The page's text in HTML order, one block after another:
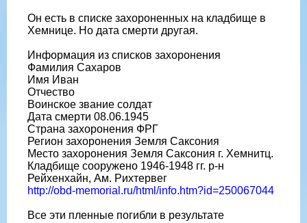
Он есть в списке захороненных на кладбище в
Хемнице. Но дата смерти другая.
Информация из списков захоронения
Фамилия Сахаров
Имя Иван
Отчество
Воинское звание солдат
Дата смерти 08.06.1945
Страна захоронения ФРГ
Регион захоронения Земля Саксония
Место захоронения Земля Саксония г. Хемнитц.
Кладбище сооружено 1946-1948 гг. р-н
Рейхенхайн, Ам. Рихтервег
http://obd-memorial.ru/html/info.htm?id=250067044
Все эти пленные погибли в результате